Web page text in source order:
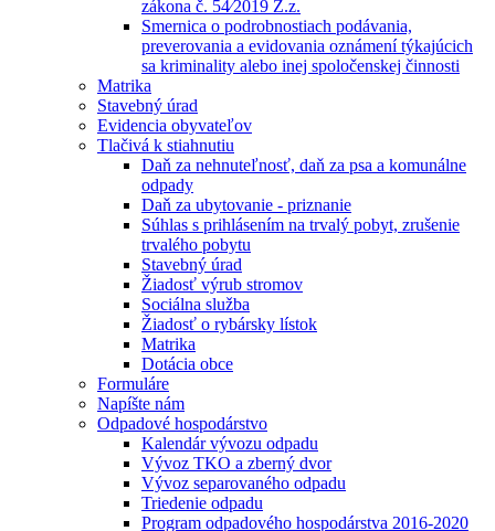
zákona č. 54⁄2019 Z.z.
Smernica o podrobnostiach podávania,
preverovania a evidovania oznámení týkajúcich
sa kriminality alebo inej spoločenskej činnosti
Matrika
Stavebný úrad
Evidencia obyvateľov
Tlačivá k stiahnutiu
Daň za nehnuteľnosť, daň za psa a komunálne
odpady
Daň za ubytovanie - priznanie
Súhlas s prihlásením na trvalý pobyt, zrušenie
trvalého pobytu
Stavebný úrad
Žiadosť výrub stromov
Sociálna služba
Žiadosť o rybársky lístok
Matrika
Dotácia obce
Formuláre
Napíšte nám
Odpadové hospodárstvo
Kalendár vývozu odpadu
Vývoz TKO a zberný dvor
Vývoz separovaného odpadu
Triedenie odpadu
Program odpadového hospodárstva 2016-2020